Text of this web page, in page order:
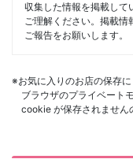
収集した情報を掲載して
ご理解ください。掲載情
ご報告をお願いします。
※お気に入りのお店の保存に
ブラウザのプライベート
cookie が保存されません